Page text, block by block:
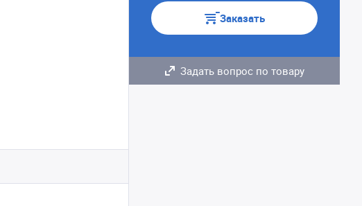
Заказать
Задать вопрос по товару